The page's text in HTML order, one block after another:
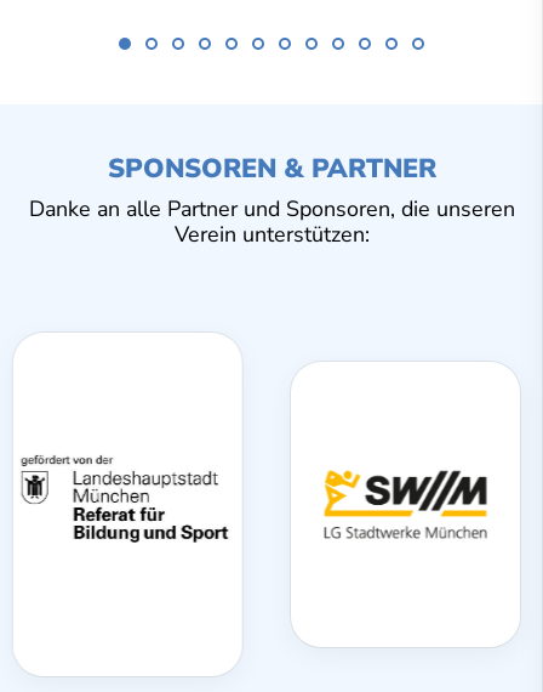
SPONSOREN & PARTNER
Danke an alle Partner und Sponsoren, die unseren
Verein unterstützen: